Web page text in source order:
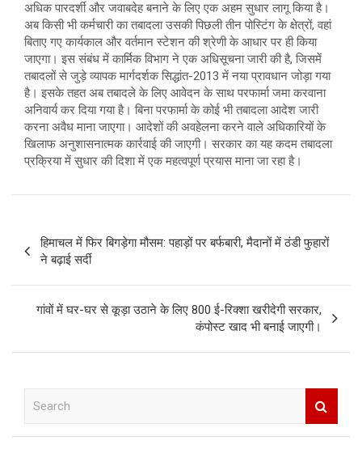
अधिक पारदर्शी और जवाबदेह बनाने के लिए एक अहम सुधार लागू किया है।
अब किसी भी कर्मचारी का तबादला उसकी पिछली तीन पोस्टिंग के क्षेत्रों, वहां
बिताए गए कार्यकाल और वर्तमान स्टेशन की श्रेणी के आधार पर ही किया
जाएगा। इस संबंध में कार्मिक विभाग ने एक अधिसूचना जारी की है, जिसमें
तबादलों से जुड़े व्यापक मार्गदर्शक सिद्धांत-2013 में नया प्रावधान जोड़ा गया
है। इसके तहत अब तबादले के लिए आवेदन के साथ परफार्मा जमा करवाना
अनिवार्य कर दिया गया है। बिना परफार्मा के कोई भी तबादला आदेश जारी
करना अवैध माना जाएगा। आदेशों की अवहेलना करने वाले अधिकारियों के
खिलाफ अनुशासनात्मक कार्रवाई की जाएगी। सरकार का यह कदम तबादला
प्रक्रिया में सुधार की दिशा में एक महत्वपूर्ण प्रयास माना जा रहा है।
Post
navigation
हिमाचल में फिर बिगड़ेगा मौसम: पहाड़ों पर बर्फबारी, मैदानों में ठंडी फुहारों
ने बढ़ाई सर्दी
गांवों में घर-घर से कूड़ा उठाने के लिए 800 ई-रिक्शा खरीदेगी सरकार,
कंपोस्ट खाद भी बनाई जाएगी।